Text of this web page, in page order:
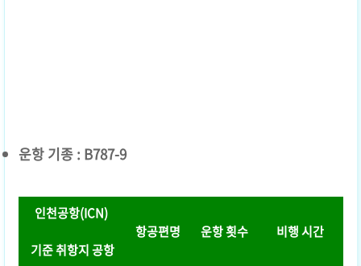
운항 기종 : B787-9
인천공항(ICN)
기준 취항지 공항
항공편명 운항 횟수 비행 시간